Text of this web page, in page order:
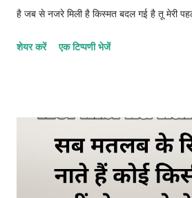
है जब से नजरे मिली है किस्मत बदल गई है तू मेरी
मुस्कान में बस गई है मेरी बंदगी धड़कनों से जुड़ गई
चैन कहां आता है तेरी एक हंसी से हर गम दूर चला
अरमान है अब यह कुछ पल का रिश्ता नहीं है बल्कि
लव शायरी इन हिंदी तेरे बिना जिंदगी में सब कुछ
सभी मुश्किलें दूर होती है तुम मेरी ख्वा...
शेयर करें एक टिप्पणी भेजें